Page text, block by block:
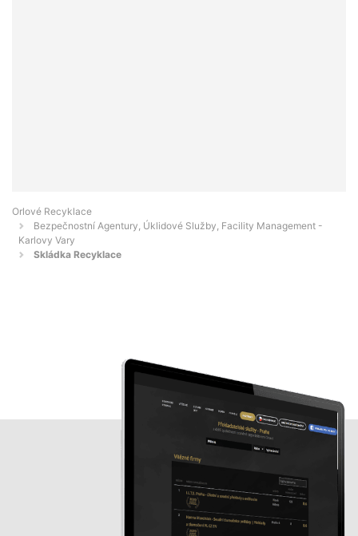
Orlové Recyklace
Bezpečnostní Agentury, Úklidové Služby, Facility Management -
Karlovy Vary
Skládka Recyklace